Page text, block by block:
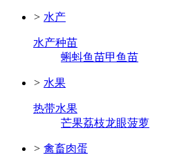
> 水产
水产种苗
蝌蚪鱼苗甲鱼苗
> 水果
热带水果
芒果荔枝龙眼菠萝
> 禽畜肉蛋